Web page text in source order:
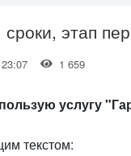
этап
23:07 1 659
услугу
текстом: